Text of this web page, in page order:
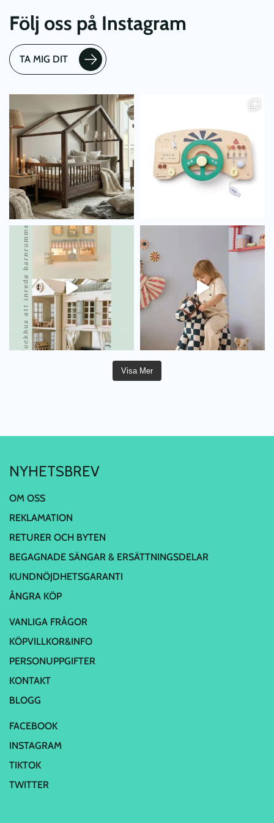
Följ oss på Instagram
TA MIG DIT
Visa Mer
NYHETSBREV
OM OSS
REKLAMATION
RETURER OCH BYTEN
BEGAGNADE SÄNGAR & ERSÄTTNINGSDELAR
KUNDNÖJDHETSGARANTI
ÅNGRA KÖP
VANLIGA FRÅGOR
KÖPVILLKOR&INFO
PERSONUPPGIFTER
KONTAKT
BLOGG
FACEBOOK
INSTAGRAM
TIKTOK
TWITTER